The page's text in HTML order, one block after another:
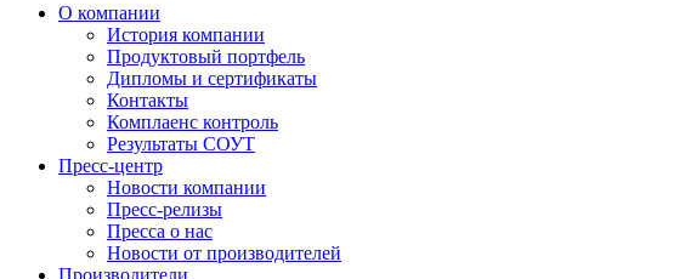
О компании
История компании
Продуктовый портфель
Дипломы и сертификаты
Контакты
Комплаенс контроль
Результаты СОУТ
Пресс-центр
Новости компании
Пресс-релизы
Пресса о нас
Новости от производителей
Производители